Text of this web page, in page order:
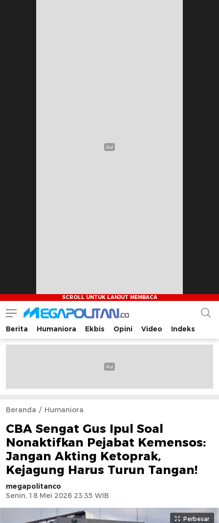
Megapolitan.co
Menyajikan berita-berita fakta bagi pembaca
Berita Humaniora Ekbis Opini Video Indeks
Beranda Humaniora
CBA Sengat Gus Ipul Soal
Nonaktifkan Pejabat Kemensos:
Jangan Akting Ketoprak,
Kejagung Harus Turun Tangan!
megapolitanco
Senin, 18 Mei 2026 23:35 WIB
Perbesar